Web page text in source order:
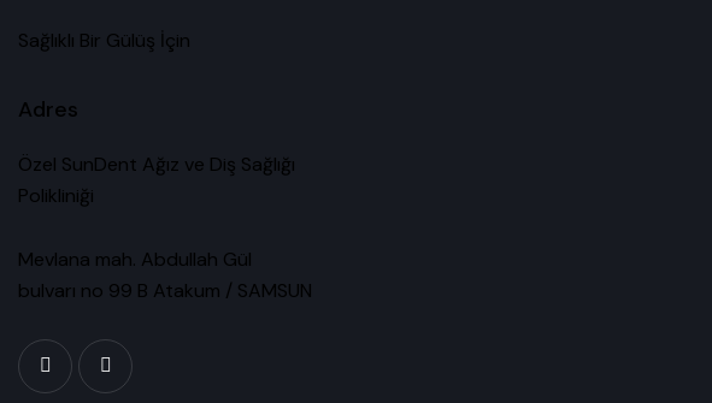
Sağlıklı Bir Gülüş İçin
Adres
Özel SunDent Ağız ve Diş Sağlığı
Polikliniği
Mevlana mah. Abdullah Gül
bulvarı no 99 B Atakum / SAMSUN